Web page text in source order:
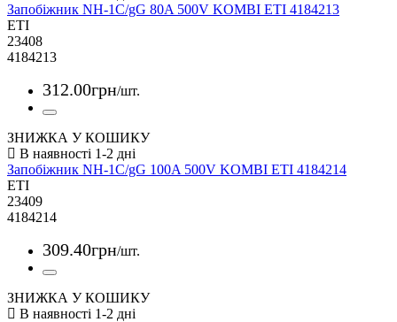
Запобіжник NH-1C/gG 80A 500V KOMBI ETI 4184213
ETI
23408
4184213
312.00грн/шт.
ЗНИЖКА У КОШИКУ
Запобіжник NH-1C/gG 100A 500V KOMBI ETI 4184214
ETI
23409
4184214
309.40грн/шт.
ЗНИЖКА У КОШИКУ